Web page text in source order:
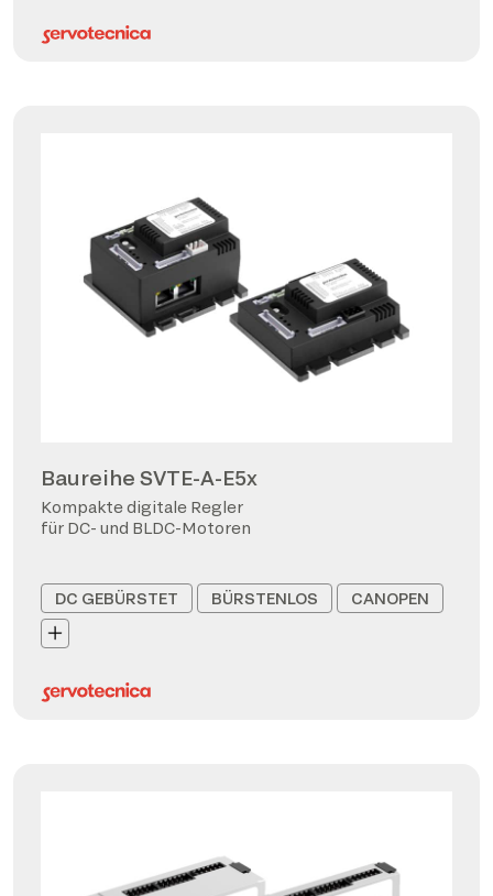
Baureihe SVTE-A-E5x
Kompakte digitale Regler
für DC- und BLDC-Motoren
DC GEBÜRSTET BÜRSTENLOS CANOPEN